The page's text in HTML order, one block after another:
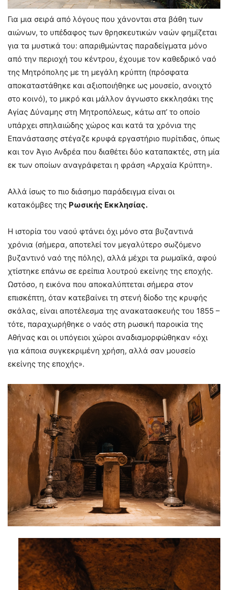
Για μια σειρά από λόγους που χάνονται στα βάθη των
αιώνων, το υπέδαφος των θρησκευτικών ναών φημίζεται
για τα μυστικά του: απαριθμώντας παραδείγματα μόνο
από την περιοχή του κέντρου, έχουμε τον καθεδρικό ναό
της Μητρόπολης με τη μεγάλη κρύπτη (πρόσφατα
αποκαταστάθηκε και αξιοποιήθηκε ως μουσείο, ανοιχτό
στο κοινό), το μικρό και μάλλον άγνωστο εκκλησάκι της
Αγίας Δύναμης στη Μητροπόλεως, κάτω απ’ το οποίο
υπάρχει σπηλαιώδης χώρος και κατά τα χρόνια της
Επανάστασης στέγαζε κρυφά εργαστήριο πυρίτιδας, όπως
και τον Άγιο Ανδρέα που διαθέτει δύο καταπακτές, στη μία
εκ των οποίων αναγράφεται η φράση «Αρχαία Κρύπτη».
Αλλά ίσως το πιο διάσημο παράδειγμα είναι οι
κατακόμβες της Ρωσικής Εκκλησίας.
Η ιστορία του ναού φτάνει όχι μόνο στα βυζαντινά
χρόνια (σήμερα, αποτελεί τον μεγαλύτερο σωζόμενο
βυζαντινό ναό της πόλης), αλλά μέχρι τα ρωμαϊκά, αφού
χτίστηκε επάνω σε ερείπια λουτρού εκείνης της εποχής.
Ωστόσο, η εικόνα που αποκαλύπτεται σήμερα στον
επισκέπτη, όταν κατεβαίνει τη στενή δίοδο της κρυφής
σκάλας, είναι αποτέλεσμα της ανακατασκευής του 1855 –
τότε, παραχωρήθηκε ο ναός στη ρωσική παροικία της
Αθήνας και οι υπόγειοι χώροι αναδιαμορφώθηκαν «όχι
για κάποια συγκεκριμένη χρήση, αλλά σαν μουσείο
εκείνης της εποχής».